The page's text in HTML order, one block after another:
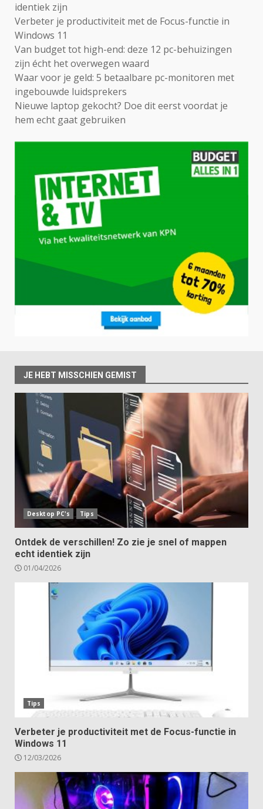
identiek zijn
Verbeter je productiviteit met de Focus-functie in
Windows 11
Van budget tot high-end: deze 12 pc-behuizingen
zijn écht het overwegen waard
Waar voor je geld: 5 betaalbare pc-monitoren met
ingebouwde luidsprekers
Nieuwe laptop gekocht? Doe dit eerst voordat je
hem echt gaat gebruiken
JE HEBT MISSCHIEN GEMIST
Desktop PC's Tips
Ontdek de verschillen! Zo zie je snel of mappen
echt identiek zijn
01/04/2026
Tips
Verbeter je productiviteit met de Focus-functie in
Windows 11
12/03/2026